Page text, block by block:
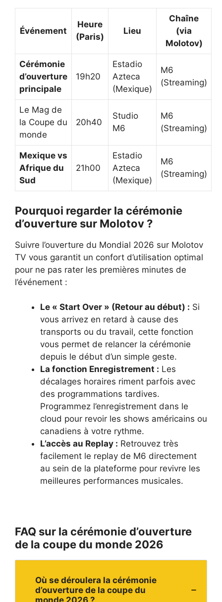
Événement
Heure
(Paris)
Lieu
Chaîne
(via
Molotov)
Cérémonie
d’ouverture
principale
19h20
Estadio
Azteca
(Mexique)
M6
(Streaming)
Le Mag de
la Coupe du
monde
20h40
Studio
M6
M6
(Streaming)
Mexique vs
Afrique du
Sud
21h00
Estadio
Azteca
(Mexique)
M6
(Streaming)
Pourquoi regarder la cérémonie
d’ouverture sur Molotov ?
Suivre l’ouverture du Mondial 2026 sur Molotov
TV vous garantit un confort d’utilisation optimal
pour ne pas rater les premières minutes de
l’événement :
Le « Start Over » (Retour au début) : Si
vous arrivez en retard à cause des
transports ou du travail, cette fonction
vous permet de relancer la cérémonie
depuis le début d’un simple geste.
La fonction Enregistrement : Les
décalages horaires riment parfois avec
des programmations tardives.
Programmez l’enregistrement dans le
cloud pour revoir les shows américains ou
canadiens à votre rythme.
L’accès au Replay : Retrouvez très
facilement le replay de M6 directement
au sein de la plateforme pour revivre les
meilleures performances musicales.
FAQ sur la cérémonie d’ouverture
de la coupe du monde 2026
Où se déroulera la cérémonie
d’ouverture de la coupe du
monde 2026 ?